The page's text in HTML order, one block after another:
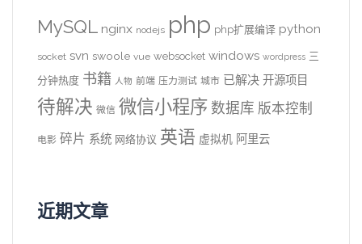
MySQL nginx nodejs php php扩展编译 python
socket svn swoole vue websocket windows wordpress 三
分钟热度 书籍 人物 前端 压力测试 城市 已解决 开源项目
待解决 微信 微信小程序 数据库 版本控制
电影 碎片 系统 网络协议 英语 虚拟机 阿里云
近期文章